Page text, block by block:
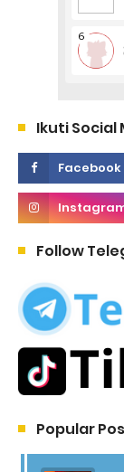
Ikuti Social
Follow
Popular